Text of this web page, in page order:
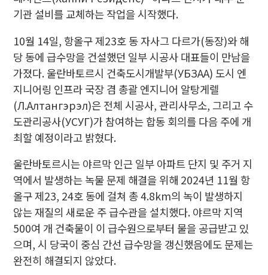
기관 설비를 교체하는 작업을 시작했다.
10월 14일, 항올구 제23호 동 자사그 다르가(동장)와 해
당 동에 급수망을 건설했던 일부 시공사 대표들이 만남을
가졌다. 울란바토르시 건축도시개발부(УБЗАА) 도시 엔
지니어링 인프라 국장 겸 총괄 엔지니어 알탕게렐
(Л.Алтангэрэл)은 전체 시공사, 관리사무소, 그리고 수
도관리공사(УСУГ)가 참여하는 합동 회의를 다음 주에 개
최할 예정이라고 밝혔다.
울란바토르시는 야르막 인근 일부 아파트 단지 및 주거 지
역에서 발생하는 녹물 문제 해결을 위해 2024년 11월 항
올구 제23, 24호 동에 걸쳐 총 4.8km의 녹이 발생하지
않는 재질의 새로운 주 급수관을 설치했다. 야르막 지역
500여 개 건축물이 이 급수원으로부터 물을 공급받고 있
으며, 시 당국이 중심 간선 급수망을 갱신했음에도 문제는
완전히 해결되지 않았다.